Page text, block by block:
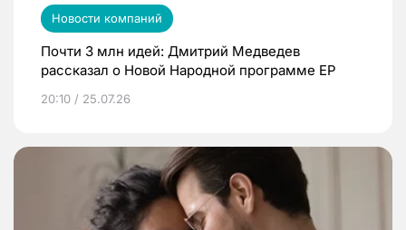
Новости компаний
Почти 3 млн идей: Дмитрий Медведев
рассказал о Новой Народной программе ЕР
20:10 / 25.07.26